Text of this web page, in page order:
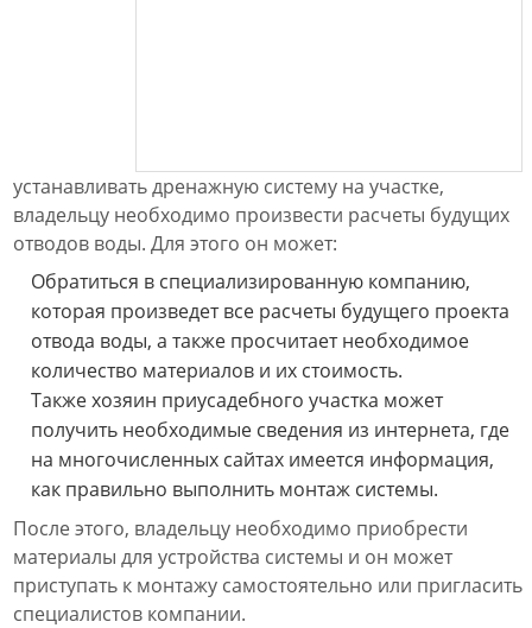
устанавливать дренажную систему на участке,
владельцу необходимо произвести расчеты будущих
отводов воды. Для этого он может:
Обратиться в специализированную компанию,
которая произведет все расчеты будущего проекта
отвода воды, а также просчитает необходимое
количество материалов и их стоимость.
Также хозяин приусадебного участка может
получить необходимые сведения из интернета, где
на многочисленных сайтах имеется информация,
как правильно выполнить монтаж системы.
После этого, владельцу необходимо приобрести
материалы для устройства системы и он может
приступать к монтажу самостоятельно или пригласить
специалистов компании.